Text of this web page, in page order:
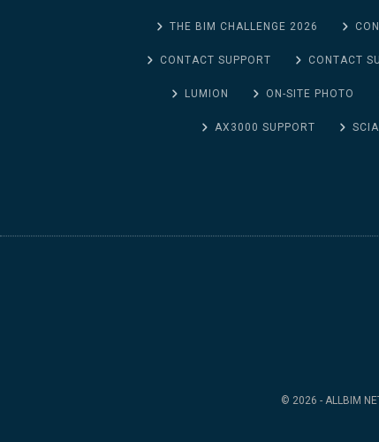
THE BIM CHALLENGE 2026
CONTACT SUPPORT CONTACT
LUMION ON-SITE PHOTO
AX3000 SUPPORT
© 2026 - ALLBIM